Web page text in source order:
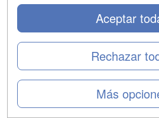
porcentual y la presencia de la
un 2%. Las mujeres ocupan el
directivos en España, lo que
del 2% respecto al 10,3 del 2013,
culminación de un descenso
Más
Rechazar
Aceptar